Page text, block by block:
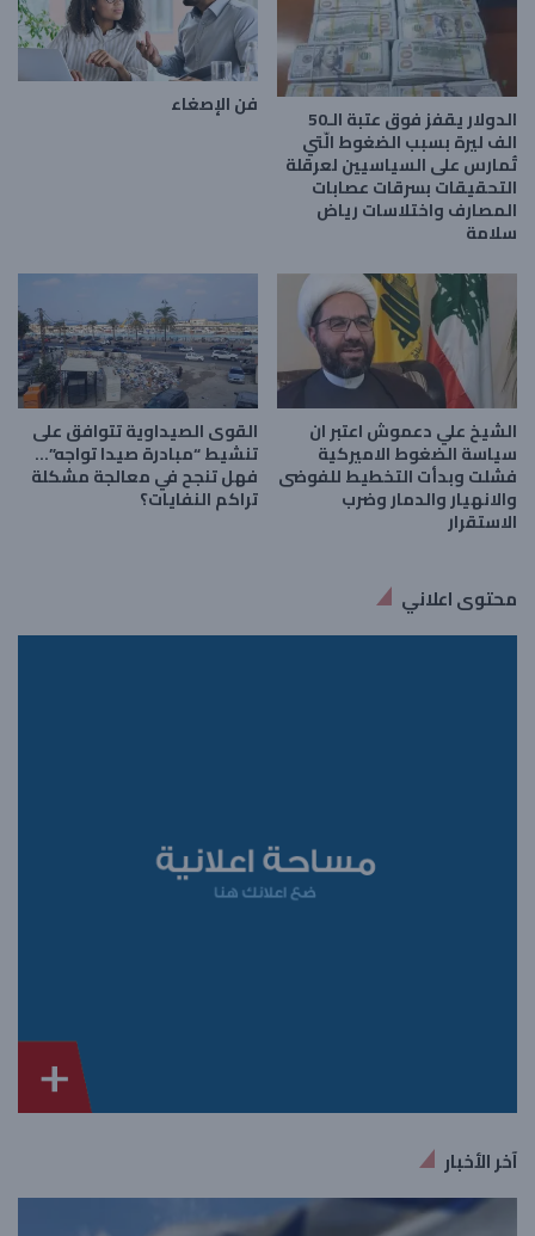
الدولار يقفز فوق عتبة الـ50
الف ليرة بسبب الضغوط الّتي
تُمارس على السياسيين لعرقلة
التحقيقات بسرقات عصابات
المصارف واختلاسات رياض
سلامة
فن الإصغاء
الشيخ علي دعموش اعتبر ان
سياسة الضغوط الاميركية
فشلت وبدأت التخطيط للفوضى
والانهيار والدمار وضرب
الاستقرار
القوى الصيداوية تتوافق على
تنشيط “مبادرة صيدا تواجه”…
فهل تنجح في معالجة مشكلة
تراكم النفايات؟
محتوى اعلاني
آخر الأخبار